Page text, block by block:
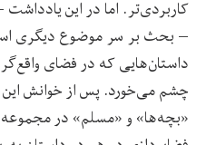
کاربردی‌تر. اما در این
– بحث بر سر موضوع دیگری
داستان‌هایی که در فضای
چشم می‌خورد. پس از خوانش این
«بچه‌ها» و «مسلم» در